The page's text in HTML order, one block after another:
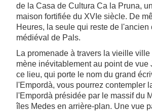
de la Casa de Cultura Ca la Pruna,
maison fortifiée du XVIe siècle. De
Heures, la seule qui reste de l'ancien
médiéval de Pals.
La promenade à travers la vieille ville
mène inévitablement au point de vue
ce lieu, qui porte le nom du grand
l'Empordà, vous pourrez contempler
l'Empordà présidée par le massif du
îles Medes en arrière-plan. Une vue